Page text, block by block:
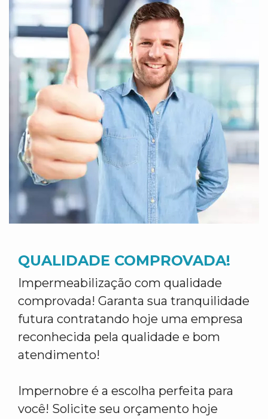
QUALIDADE COMPROVADA!
Impermeabilização com qualidade
comprovada! Garanta sua tranquilidade
futura contratando hoje uma empresa
reconhecida pela qualidade e bom
atendimento!
Impernobre é a escolha perfeita para
você! Solicite seu orçamento hoje